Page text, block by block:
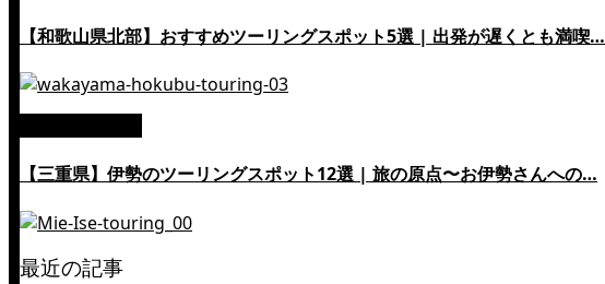
【和歌山県北部】おすすめツーリングスポット5選 | 出発が遅くとも満喫…
【三重県】伊勢のツーリングスポット12選 | 旅の原点〜お伊勢さんへの…
最近の記事